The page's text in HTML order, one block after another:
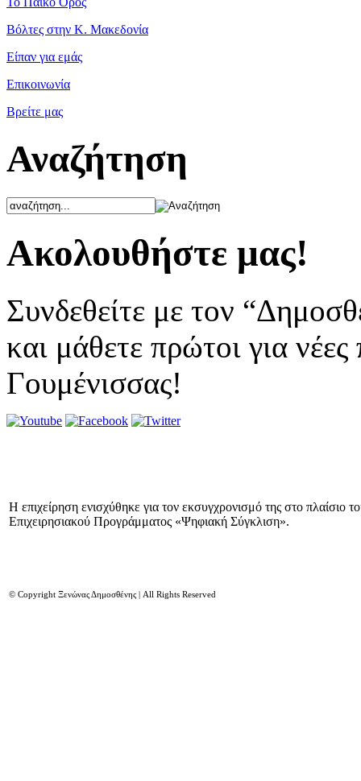
Βόλτες στην Κ. Μακεδονία
Είπαν για εμάς
Επικοινωνία
Βρείτε μας
Αναζήτηση
Ακολουθήστε μας!
Συνδεθείτε με τον
και μάθετε πρώτοι για
Γουμένισσας!
Η επιχείρηση ενισχύθηκε για τον εκσυγχρονισμό της στο πλαίσιο
Επιχειρησιακού Προγράμματος «Ψηφιακή Σύγκλιση».
© Copyright Ξενώνας Δημοσθένης | All Rights Reserved